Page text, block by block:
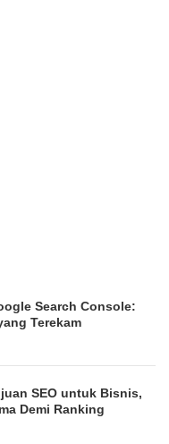
Search Console:
Terekam
SEO untuk Bisnis,
Demi Ranking